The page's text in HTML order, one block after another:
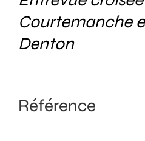
Courtemanche
Denton
Référence